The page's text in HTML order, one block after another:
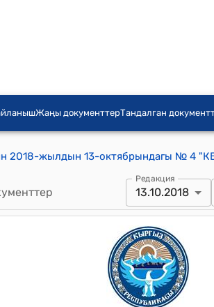
Жаңы документтерТандалган
Редакция
13.10.2018